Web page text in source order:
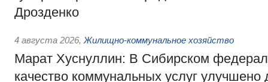
Дрозденко
4 августа 2026, Жилищно-коммунальное хозяйство
Марат Хуснуллин: В Сибирском
качество коммунальных услуг